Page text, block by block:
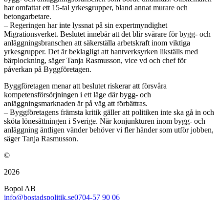
har omfattat ett 15-tal yrkesgrupper, bland annat murare och
betongarbetare.
– Regeringen har inte lyssnat på sin expertmyndighet
Migrationsverket. Beslutet innebär att det blir svårare för bygg- och
anläggningsbranschen att säkerställa arbetskraft inom viktiga
yrkesgrupper. Det är beklagligt att hantverksyrken likställs med
bärplockning, säger Tanja Rasmusson, vice vd och chef för
påverkan på Byggföretagen.
Byggföretagen menar att beslutet riskerar att försvåra
kompetensförsörjningen i ett läge där bygg- och
anläggningsmarknaden är på väg att förbättras.
– Byggföretagens främsta kritik gäller att politiken inte ska gå in och
sköta lönesättningen i Sverige. När konjunkturen inom bygg- och
anläggning äntligen vänder behöver vi fler händer som utför jobben,
säger Tanja Rasmusson.
©
2026
Bopol AB
info@bostadspolitik.se0704-57 90 06